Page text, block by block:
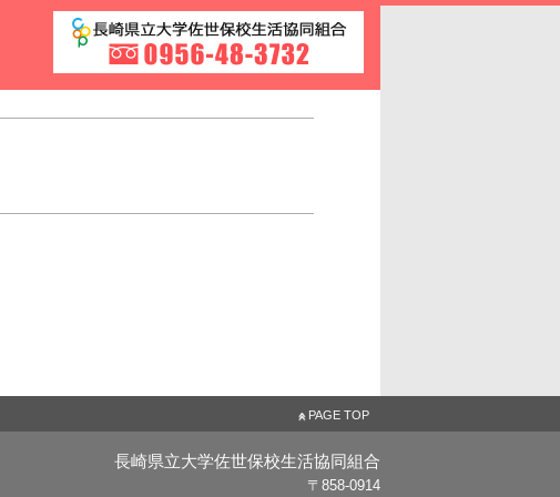
生のための受験生・新入生応援サイト
PAGE TOP
長崎県立大学佐世保校生活協同組合
〒858-0914